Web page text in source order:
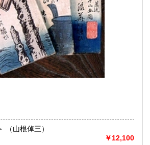
198円 愛媛県
198円 福岡県
198円 長崎県
198円 大分県
長江大観 ＜復刻版＞ （山根倬三）
￥12,100